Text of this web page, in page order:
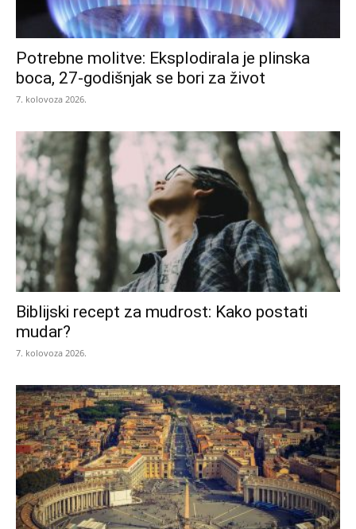
Potrebne molitve: Eksplodirala je plinska
boca, 27-godišnjak se bori za život
7. kolovoza 2026.
Biblijski recept za mudrost: Kako postati
mudar?
7. kolovoza 2026.